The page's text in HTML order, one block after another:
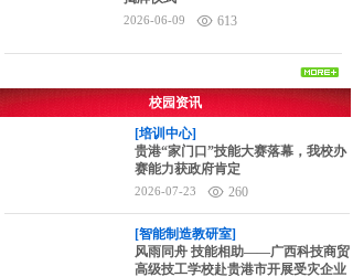
2026-06-09 613
校园资讯
[培训中心]
贵港“家门口”技能大赛落幕，我校办
赛能力获政府肯定
2026-07-23 260
[智能制造教研室]
风雨同舟 技能相助——广西科技商贸
高级技工学校赴贵港市开展受灾企业